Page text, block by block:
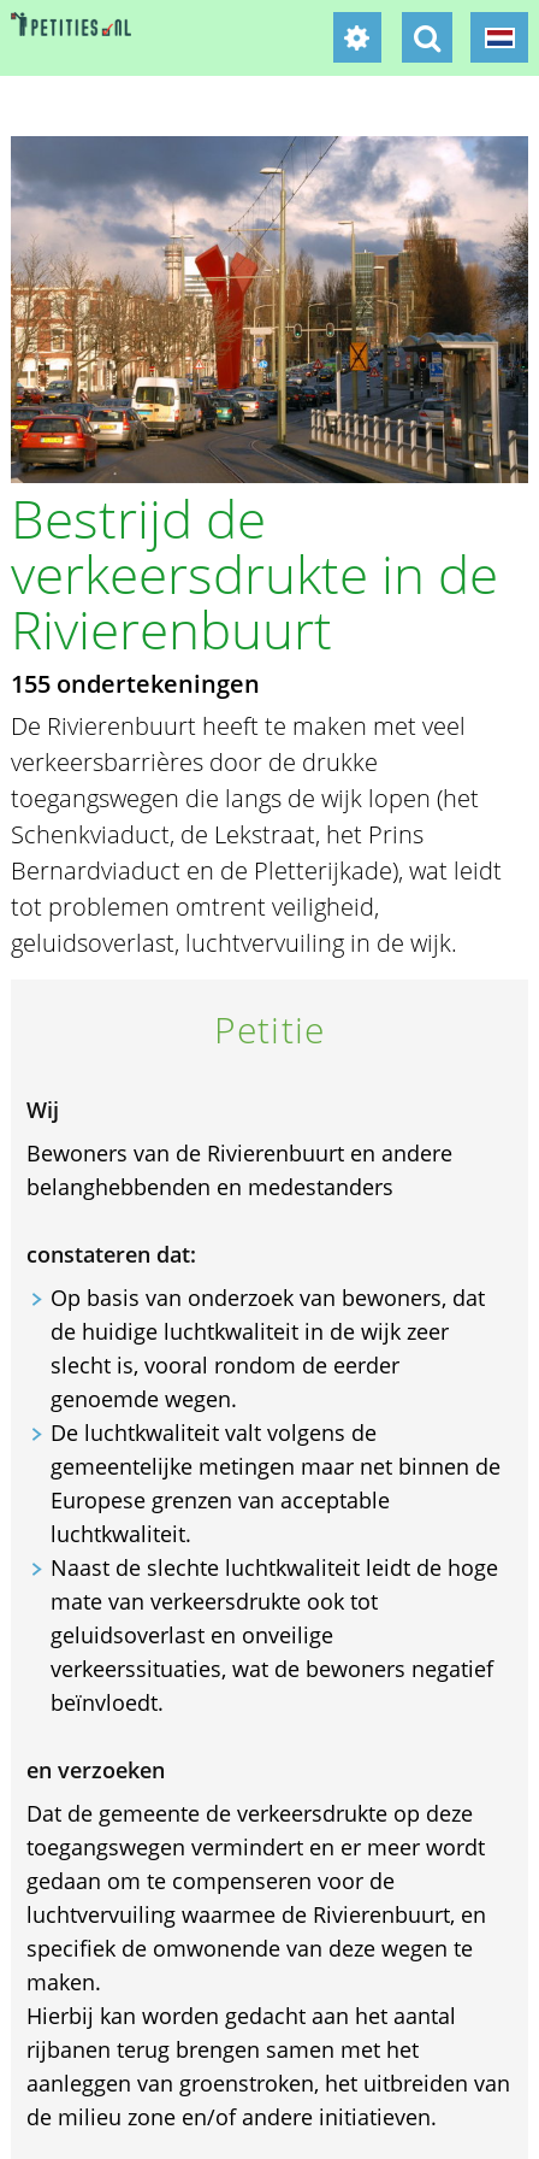
Bestrijd de
verkeersdrukte in de
Rivierenbuurt
155 ondertekeningen
De Rivierenbuurt heeft te maken met veel
verkeersbarrières door de drukke
toegangswegen die langs de wijk lopen (het
Schenkviaduct, de Lekstraat, het Prins
Bernardviaduct en de Pletterijkade), wat leidt
tot problemen omtrent veiligheid,
geluidsoverlast, luchtvervuiling in de wijk.
Petitie
Wij
Bewoners van de Rivierenbuurt en andere
belanghebbenden en medestanders
constateren dat:
Op basis van onderzoek van bewoners, dat
de huidige luchtkwaliteit in de wijk zeer
slecht is, vooral rondom de eerder
genoemde wegen.
De luchtkwaliteit valt volgens de
gemeentelijke metingen maar net binnen de
Europese grenzen van acceptable
luchtkwaliteit.
Naast de slechte luchtkwaliteit leidt de hoge
mate van verkeersdrukte ook tot
geluidsoverlast en onveilige
verkeerssituaties, wat de bewoners negatief
beïnvloedt.
en verzoeken
Dat de gemeente de verkeersdrukte op deze
toegangswegen vermindert en er meer wordt
gedaan om te compenseren voor de
luchtvervuiling waarmee de Rivierenbuurt, en
specifiek de omwonende van deze wegen te
maken.
Hierbij kan worden gedacht aan het aantal
rijbanen terug brengen samen met het
aanleggen van groenstroken, het uitbreiden van
de milieu zone en/of andere initiatieven.